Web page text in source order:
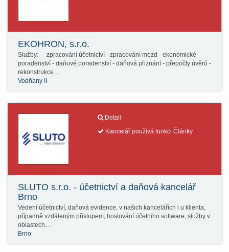
EKOHRON, s.r.o.
Služby: - zpracování účetnictví - zpracování mezd - ekonomické
poradenství - daňové poradenství - daňová přiznání - přepočty úvěrů -
rekonstrukce…
Vodňany II
Detail
Kancelář používá funkci Články
SLUTO s.r.o. - účetnictví a daňová kancelář
Brno
Vedení účetnictví, daňová evidence, v našich kancelářích i u klienta,
případně vzdáleným přístupem, hostování účetního software, služby v
oblastech…
Brno